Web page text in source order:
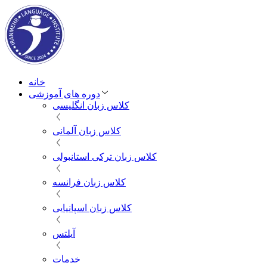
خانه
دوره های آموزشی
کلاس زبان انگلیسی
کلاس زبان آلمانی
کلاس زبان ترکی استانبولی
کلاس زبان فرانسه
کلاس زبان اسپانیایی
آیلتس
خدمات